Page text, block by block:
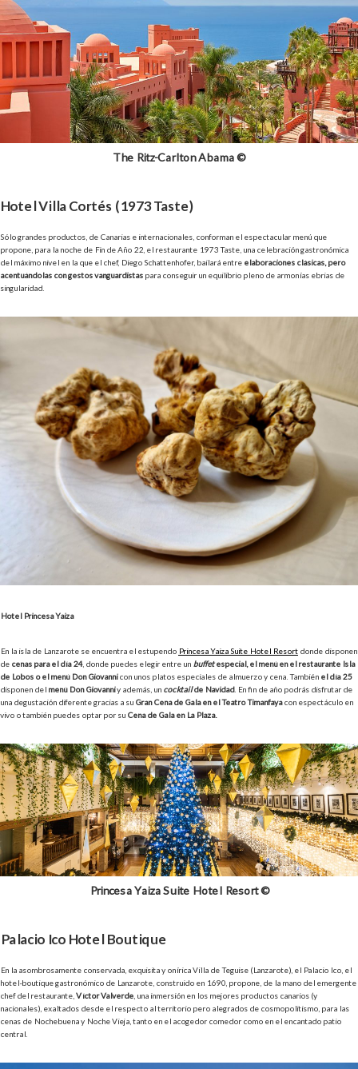
The Ritz-Carlton Abama ©
Hotel Villa Cortés (1973 Taste)
Sólo grandes productos, de Canarias e internacionales, conforman el espectacular menú que
propone, para la noche de Fin de Año 22, el restaurante 1973 Taste, una celebración gastronómica
del máximo nivel en la que el chef, Diego Schattenhofer, bailará entre elaboraciones clásicas, pero
acentuándolas con gestos vanguardistas para conseguir un equilibrio pleno de armonías ebrias de
singularidad.
Hotel Princesa Yaiza
En la isla de Lanzarote se encuentra el estupendo Princesa Yaiza Suite Hotel Resort donde disponen
de cenas para el día 24, donde puedes elegir entre un buffetespecial, el menú en el restaurante Isla
de Lobos o el menú Don Giovannicon unos platos especiales de almuerzo y cena. También el día 25
disponen del menú Don Giovanniy además, un cocktailde Navidad. En fin de año podrás disfrutar de
una degustación diferente gracias a su Gran Cena de Gala en el Teatro Timanfayacon espectáculo en
vivo o también puedes optar por su Cena de Gala en La Plaza.
Princesa Yaiza Suite Hotel Resort ©
Palacio Ico Hotel Boutique
En la asombrosamente conservada, exquisita y onírica Villa de Teguise (Lanzarote), el Palacio Ico, el
hotel-boutique gastronómico de Lanzarote, construido en 1690, propone, de la mano del emergente
chef del restaurante, Víctor Valverde , una inmersión en los mejores productos canarios (y
nacionales), exaltados desde el respecto al territorio pero alegrados de cosmopolitismo, para las
cenas de Nochebuena y Noche Vieja, tanto en el acogedor comedor como en el encantado patio
central.